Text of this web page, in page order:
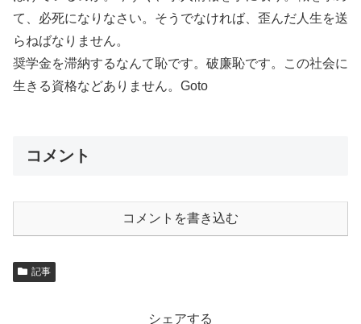
て、必死になりなさい。そうでなければ、歪んだ人生を送
らねばなりません。
奨学金を滞納するなんて恥です。破廉恥です。この社会に
生きる資格などありません。Goto
コメント
コメントを書き込む
記事
シェアする